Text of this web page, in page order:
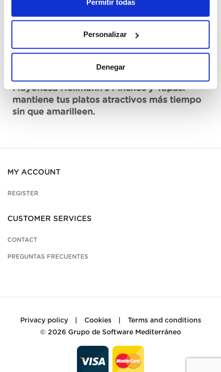
Permitir todas
Personalizar
Denegar
See data sheet
Mayonesa Hellmann’s Pinchos y Tapas:
mantiene tus platos atractivos más tiempo
sin que amarilleen.
MY ACCOUNT
REGISTER
CUSTOMER SERVICES
CONTACT
PREGUNTAS FRECUENTES
Privacy policy Cookies
Terms and conditions
© 2026 Grupo de Software Mediterráneo